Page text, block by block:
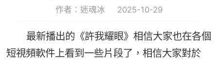
作者：迷魂冰 2025-10-29
最新播出的《許我耀眼》相信大家也在各個
短視頻軟件上看到一些片段了，相信大家對於